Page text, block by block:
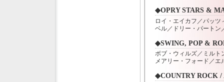
◆OPRY STARS &
ロイ・エイカフ／パッ
ベル／ドリー・パートン
◆SWING, POP &
ボブ・ウィルズ／ミルト
メアリー・フォード／エ
◆COUNTRY ROCK /